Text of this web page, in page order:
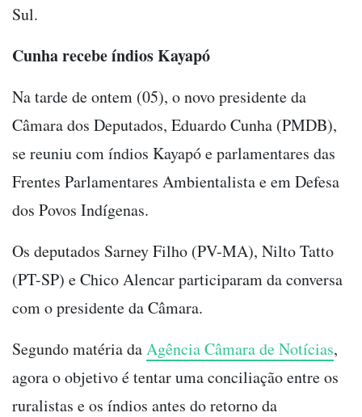
Sul.
Cunha recebe índios Kayapó
Na tarde de ontem (05), o novo presidente da
Câmara dos Deputados, Eduardo Cunha (PMDB),
se reuniu com índios Kayapó e parlamentares das
Frentes Parlamentares Ambientalista e em Defesa
dos Povos Indígenas.
Os deputados Sarney Filho (PV-MA), Nilto Tatto
(PT-SP) e Chico Alencar participaram da conversa
com o presidente da Câmara.
Segundo matéria daAgência Câmara de Notícias,
agora o objetivo é tentar uma conciliação entre os
ruralistas e os índios antes do retorno da